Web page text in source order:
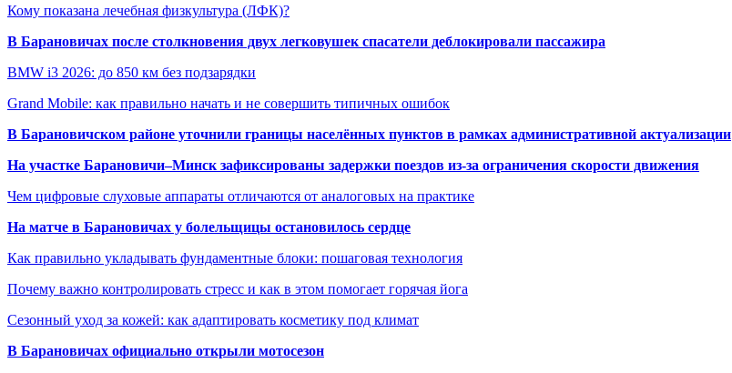
Кому показана лечебная физкультура (ЛФК)?
В Барановичах после столкновения двух легковушек спасатели деблокировали пассажира
BMW i3 2026: до 850 км без подзарядки
Grand Mobile: как правильно начать и не совершить типичных ошибок
В Барановичском районе уточнили границы населённых пунктов в рамках административной актуализации
На участке Барановичи–Минск зафиксированы задержки поездов из-за ограничения скорости движения
Чем цифровые слуховые аппараты отличаются от аналоговых на практике
На матче в Барановичах у болельщицы остановилось сердце
Как правильно укладывать фундаментные блоки: пошаговая технология
Почему важно контролировать стресс и как в этом помогает горячая йога
Сезонный уход за кожей: как адаптировать косметику под климат
В Барановичах официально открыли мотосезон